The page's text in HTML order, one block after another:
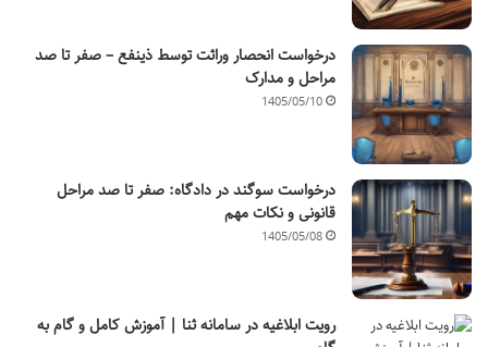
درخواست انحصار وراثت توسط ذینفع – صفر تا صد
مراحل و مدارک
1405/05/10
درخواست سوگند در دادگاه: صفر تا صد مراحل
قانونی و نکات مهم
1405/05/08
رویت ابلاغیه در سامانه ثنا | آموزش کامل و گام به